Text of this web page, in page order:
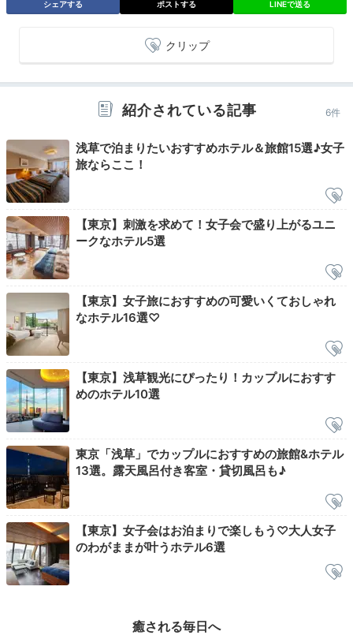
広々としたお風呂で温泉気分を味わい、仕事の疲れも吹
ーのスッキリした香りがすごく好みでした。
22:00
ガーゼ素材のパジャマで
身も心もリラックス
衣で、寝相が悪くても大丈夫。スウェーデン製の高級ベ
ッド「デュクシアーナ」に寝転べば、あっという間に夢
の中へ…。
ありがたくて熟睡できました！上下セパレートが嬉しいです。
シェアする ポストする LINEで送る
クリップ
紹介されている記事 6件
浅草で泊まりたいおすすめホテル＆旅館15選♪女子
旅ならここ！
【東京】刺激を求めて！女子会で盛り上がるユニ
ークなホテル5選
【東京】女子旅におすすめの可愛いくておしゃれ
なホテル16選♡
【東京】浅草観光にぴったり！カップルにおすす
めのホテル10選
東京「浅草」でカップルにおすすめの旅館&ホテル
13選。露天風呂付き客室・貸切風呂も♪
【東京】女子会はお泊まりで楽しもう♡大人女子
のわがままが叶うホテル6選
癒される毎日へ